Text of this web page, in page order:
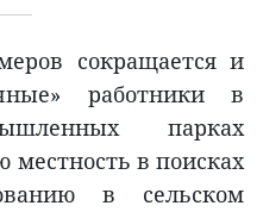
сокращается и
работники в
парках
местность в поисках
в сельском